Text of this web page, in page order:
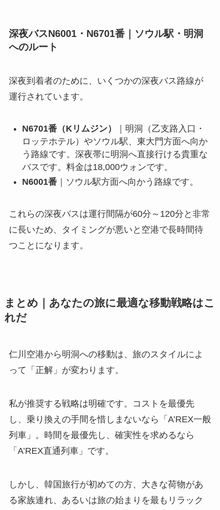
深夜バスN6001・N6701番｜ソウル駅・明洞
へのルート
深夜到着者のために、いくつかの深夜バス路線が
運行されています。
N6701番（Kリムジン）
｜明洞（乙支路入口・
ロッテホテル）やソウル駅、東大門方面へ向か
う路線です。深夜帯に明洞へ直接行ける貴重な
バスです。料金は18,000ウォンです。
N6001番｜ソウル駅方面へ向かう路線です。
これらの深夜バスは運行間隔が60分～120分と非常
に長いため、タイミングが悪いと空港で長時間待
つことになります。
まとめ｜あなたの旅に最適な移動戦略はこ
れだ
仁川空港から明洞への移動は、旅のスタイルによ
って「正解」が変わります。
私が推奨する戦略は明確です。コストを最優先
し、乗り換えの手間を惜しまないなら「A’REX一般
列車」。時間を最優先し、確実性を求めるなら
「A’REX直通列車」です。
しかし、韓国旅行が初めての方、大きな荷物があ
る家族連れ、あるいは旅の始まりを最もリラック